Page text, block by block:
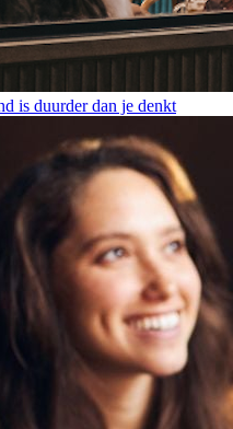
is duurder dan je denkt